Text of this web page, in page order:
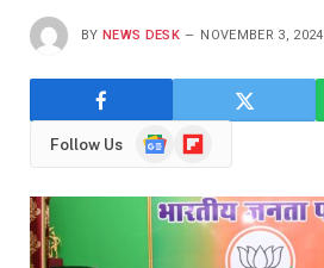
BY NEWS DESK NOVEMBER 3, 2024
Follow Us
GoogleFlipboard